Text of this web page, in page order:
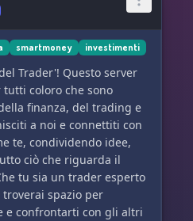
smartmoney investimenti
Trader'! Questo server
coloro che sono
finanza, del trading e
a noi e connettiti con
te, condividendo idee,
ciò che riguarda il
tu sia un trader esperto
spazio per
e confrontarti con gli altri